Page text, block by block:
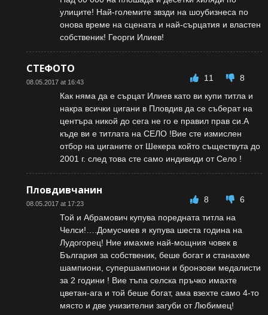
улиците! Най-големите звзди на шоубизнеса по
онова време на сцената и най-сърцатия и властен
собственик! Георги Илиев!
СТЕФОТО
08.05.2017 at 16:43 11
8
Как няма да е сърцат Илиев като ви купи титла и
накра всички цигани в Пловдив да се съберат на
центъра никой до сега не го е правил прав си.А
къде ви е титлата на СЕЛО !Вие сте измислен
отбор на циганите от Шекера който съществута до
2001 г. след това сте само индивиди от Село !
Пловдивчанин
08.05.2017 at 17:23 8
6
Той и Абрамович купува поредната титла на
Челси!….Домусчиев я купува шеста година на
Лудогорец! Ние имахме най-мощния човек в
България за собственик, беше богат и станахме
шампиони, супершампиони и бронзови медалисти
за 2 години ! Вие тъпа селска пръчко имахте
цветан-ага и той беше богат, ама взехте само 4-то
място и две унизителни загуби от Любимец!